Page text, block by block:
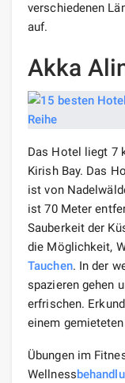
verschiedenen
auf.
Akka
Das Hotel liegt 7
Kirish Bay. Das
ist von
ist 70 Meter
Sauberkeit der
die Möglichkeit,
Tauchen. In der
spazieren gehen
erfrischen.
einem gemieteten
Übungen im
Wellness